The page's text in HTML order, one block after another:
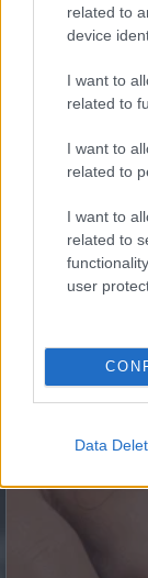
related to
device
I want to
related to
I want to
related to
I want to
related to
user
Data
Fungus Is A
This Simple